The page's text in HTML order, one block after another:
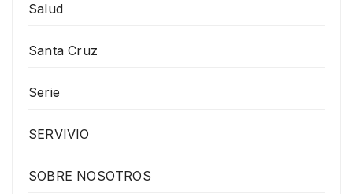
Salud
Santa Cruz
Serie
SERVIVIO
SOBRE NOSOTROS